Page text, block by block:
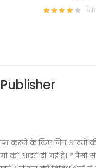
5
करने के लिए जिन आदतों
की आदतें दी गई हैं। *